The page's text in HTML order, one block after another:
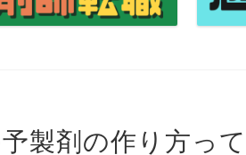
製剤の作り方っ